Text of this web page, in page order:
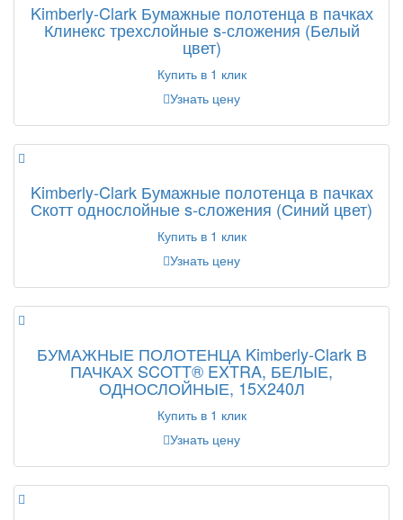
Kimberly-Clark Бумажные полотенца в пачках
Клинекс трехслойные s-сложения (Белый
цвет)
Купить в 1 клик
Узнать цену
Kimberly-Clark Бумажные полотенца в пачках
Скотт однослойные s-сложения (Синий цвет)
Купить в 1 клик
Узнать цену
БУМАЖНЫЕ ПОЛОТЕНЦА Kimberly-Clark В
ПАЧКАХ SCOTT® EXTRA, БЕЛЫЕ,
ОДНОСЛОЙНЫЕ, 15Х240Л
Купить в 1 клик
Узнать цену